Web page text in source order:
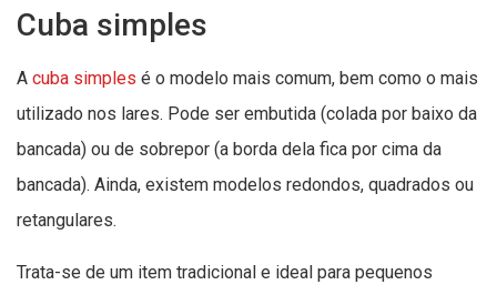
Cuba simples
A cuba simples é o modelo mais comum, bem como o mais
utilizado nos lares. Pode ser embutida (colada por baixo da
bancada) ou de sobrepor (a borda dela fica por cima da
bancada). Ainda, existem modelos redondos, quadrados ou
retangulares.
Trata-se de um item tradicional e ideal para pequenos